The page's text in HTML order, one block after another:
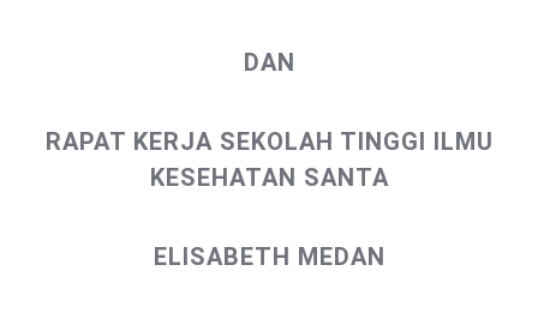
DAN
RAPAT KERJA SEKOLAH TINGGI ILMU
KESEHATAN SANTA
ELISABETH MEDAN